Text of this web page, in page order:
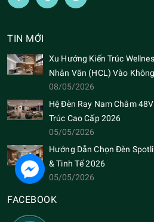
TIN MỚI
Xu Hướng Kiến Trúc
Nhân Văn (HCL) Vào
08/05/2026
Hệ Đèn Ray Nam Châm
Trúc Cao Cấp 2026
05/05/2026
Hướng Dẫn Chọn Đèn
& Tinh Tế 2026
05/05/2026
FACEBOOK